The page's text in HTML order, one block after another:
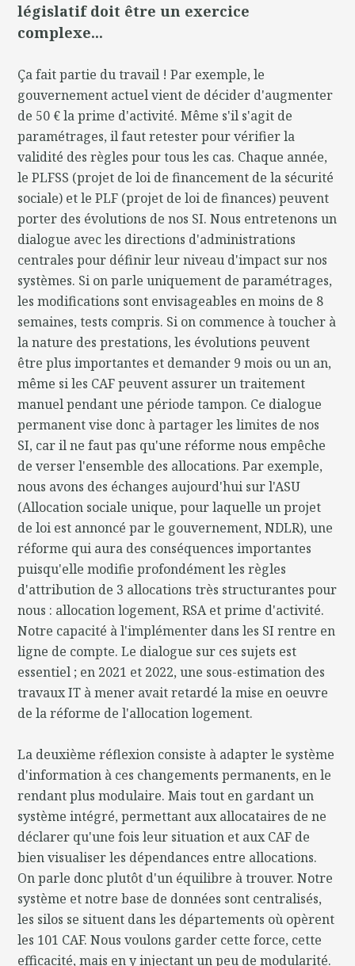
législatif doit être un exercice
complexe...
Ça fait partie du travail ! Par exemple, le
gouvernement actuel vient de décider d'augmenter
de 50 € la prime d'activité. Même s'il s'agit de
paramétrages, il faut retester pour vérifier la
validité des règles pour tous les cas. Chaque année,
le PLFSS (projet de loi de financement de la sécurité
sociale) et le PLF (projet de loi de finances) peuvent
porter des évolutions de nos SI. Nous entretenons un
dialogue avec les directions d'administrations
centrales pour définir leur niveau d'impact sur nos
systèmes. Si on parle uniquement de paramétrages,
les modifications sont envisageables en moins de 8
semaines, tests compris. Si on commence à toucher à
la nature des prestations, les évolutions peuvent
être plus importantes et demander 9 mois ou un an,
même si les CAF peuvent assurer un traitement
manuel pendant une période tampon. Ce dialogue
permanent vise donc à partager les limites de nos
SI, car il ne faut pas qu'une réforme nous empêche
de verser l'ensemble des allocations. Par exemple,
nous avons des échanges aujourd'hui sur l'ASU
(Allocation sociale unique, pour laquelle un projet
de loi est annoncé par le gouvernement, NDLR), une
réforme qui aura des conséquences importantes
puisqu'elle modifie profondément les règles
d'attribution de 3 allocations très structurantes pour
nous : allocation logement, RSA et prime d'activité.
Notre capacité à l'implémenter dans les SI rentre en
ligne de compte. Le dialogue sur ces sujets est
essentiel ; en 2021 et 2022, une sous-estimation des
travaux IT à mener avait retardé la mise en oeuvre
de la réforme de l'allocation logement.
La deuxième réflexion consiste à adapter le système
d'information à ces changements permanents, en le
rendant plus modulaire. Mais tout en gardant un
système intégré, permettant aux allocataires de ne
déclarer qu'une fois leur situation et aux CAF de
bien visualiser les dépendances entre allocations.
On parle donc plutôt d'un équilibre à trouver. Notre
système et notre base de données sont centralisés,
les silos se situent dans les départements où opèrent
les 101 CAF. Nous voulons garder cette force, cette
efficacité, mais en y injectant un peu de modularité.